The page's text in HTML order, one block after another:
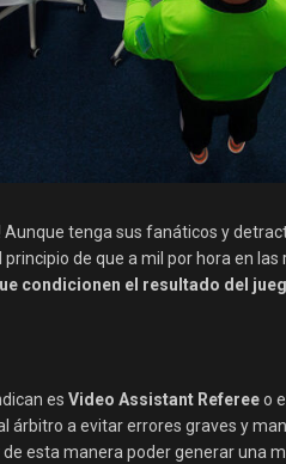
Aunque tenga sus fanáticos y
de que a mil por hora en
condicionen el resultado del
es Video Assistant Refereeo
árbitro a evitar errores graves y
esta manera poder generar una